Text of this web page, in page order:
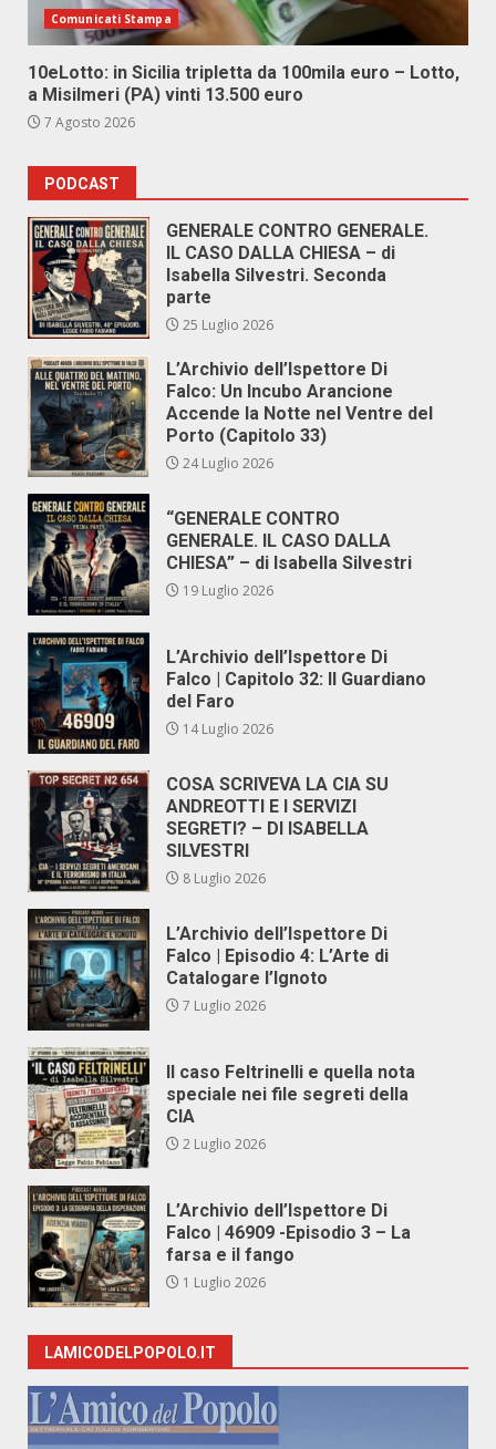
Comunicati Stampa
10eLotto: in Sicilia tripletta da 100mila euro – Lotto,
a Misilmeri (PA) vinti 13.500 euro
7 Agosto 2026
PODCAST
GENERALE CONTRO GENERALE.
IL CASO DALLA CHIESA – di
Isabella Silvestri. Seconda
parte
25 Luglio 2026
L’Archivio dell’Ispettore Di
Falco: Un Incubo Arancione
Accende la Notte nel Ventre del
Porto (Capitolo 33)
24 Luglio 2026
“GENERALE CONTRO
GENERALE. IL CASO DALLA
CHIESA” – di Isabella Silvestri
19 Luglio 2026
L’Archivio dell’Ispettore Di
Falco | Capitolo 32: Il Guardiano
del Faro
14 Luglio 2026
COSA SCRIVEVA LA CIA SU
ANDREOTTI E I SERVIZI
SEGRETI? – DI ISABELLA
SILVESTRI
8 Luglio 2026
L’Archivio dell’Ispettore Di
Falco | Episodio 4: L’Arte di
Catalogare l’Ignoto
7 Luglio 2026
Il caso Feltrinelli e quella nota
speciale nei file segreti della
CIA
2 Luglio 2026
L’Archivio dell’Ispettore Di
Falco | 46909 -Episodio 3 – La
farsa e il fango
1 Luglio 2026
LAMICODELPOPOLO.IT